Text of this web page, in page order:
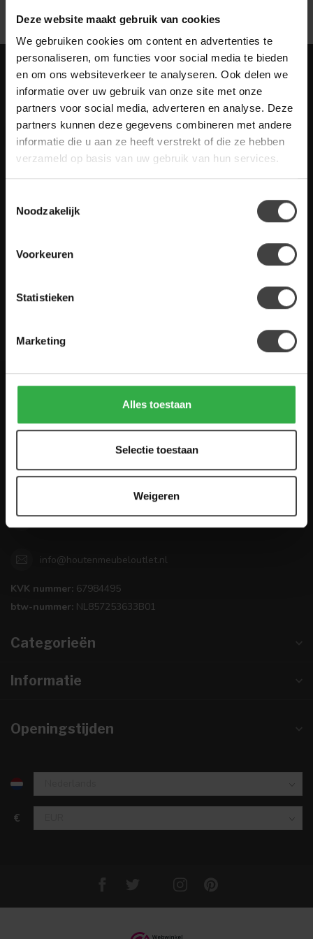
Deze website maakt gebruik van cookies
We gebruiken cookies om content en advertenties te
personaliseren, om functies voor social media te bieden
en om ons websiteverkeer te analyseren. Ook delen we
informatie over uw gebruik van onze site met onze
partners voor social media, adverteren en analyse. Deze
partners kunnen deze gegevens combineren met andere
informatie die u aan ze heeft verstrekt of die ze hebben
verzameld op basis van uw gebruik van hun services.
Noodzakelijk
Voorkeuren
Statistieken
Marketing
Alles toestaan
Selectie toestaan
Weigeren
Heb je vragen over onze artikelen of jouw aankoop? Bekijk dan
de klantenservice pagina. Daar staan antwoorden op veel
Meld je aan voor onze nieuwbrief met
scherpe acties
Blijf op de hoogte van onze actuele aanbiedingen
Houten Meubel Outlet
Kwaliteitsmeubelen voor dumpprijzen
1731 LS Winkel
0224-850 926
info@houtenmeubeloutlet.nl
KVK nummer: 67984495
btw-nummer: NL857253633B01
Categorieën
Informatie
Openingstijden
€